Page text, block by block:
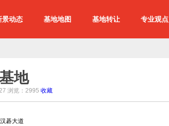
景动态 基地地图 基地转让 专业观点
地
浏览： 2995 收藏
碁大道